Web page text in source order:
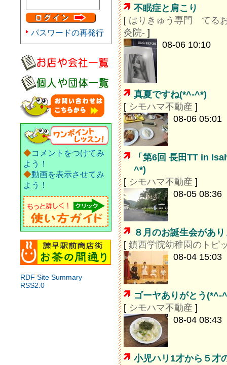
パスワードの再発行
◆コメントをつけてみ
よう！
◆動画を表示させてみ
よう！
RDF Site Summary
RSS2.0
不眠症と肩こり
[ はりきゅう専門 てる
灸院- ]
08-06 10:10
真夏ですね(*^-^*)
[ シモハマ不動産 ]
08-06 05:01
「第6回 長田TT in
^*)
[ シモハマ不動産 ]
08-05 08:36
８月のお誕生会があ
[ 鎮西学院幼稚園のトピ
08-04 15:03
ゴーヤありがとう(*^-
[ シモハマ不動産 ]
08-04 08:43
小児ハリ1才から５才